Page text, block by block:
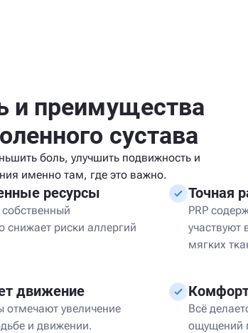
и преимущества
сустава
боль, улучшить подвижность и
именно там, где это важно.
ресурсы
снижает риски аллергий
Точная
PRP
участвуют
мягких
движение
отмечают увеличение
и движении.
Всё
ощущений